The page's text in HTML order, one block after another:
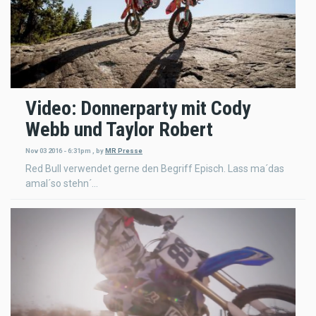
Video: Donnerparty mit Cody
Webb und Taylor Robert
Nov 03 2016 - 6:31pm byMR Presse
Red Bull verwendet gerne den Begriff Episch. Lass ma´das
amal´so stehn´...